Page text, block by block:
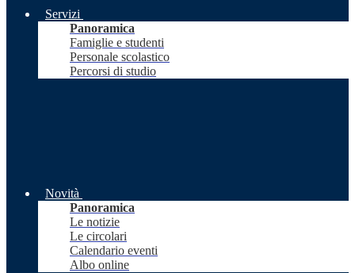
Servizi
Panoramica
Famiglie e studenti
Personale scolastico
Percorsi di studio
Novità
Panoramica
Le notizie
Le circolari
Calendario eventi
Albo online